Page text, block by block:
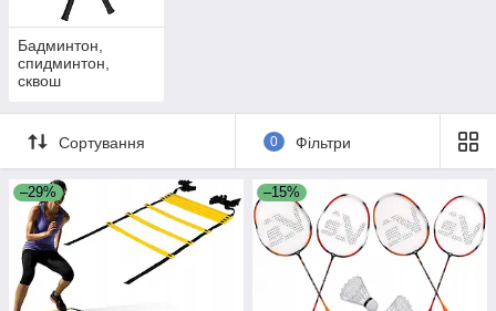
Бадминтон,
спидминтон,
сквош
Сортування 0 Фільтри
–29% –15%